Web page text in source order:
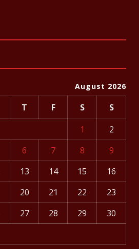
August 2026
T F S
S
1
2
6 7 8
9
13 14 15
16
20 21 22
23
27 28 29
30